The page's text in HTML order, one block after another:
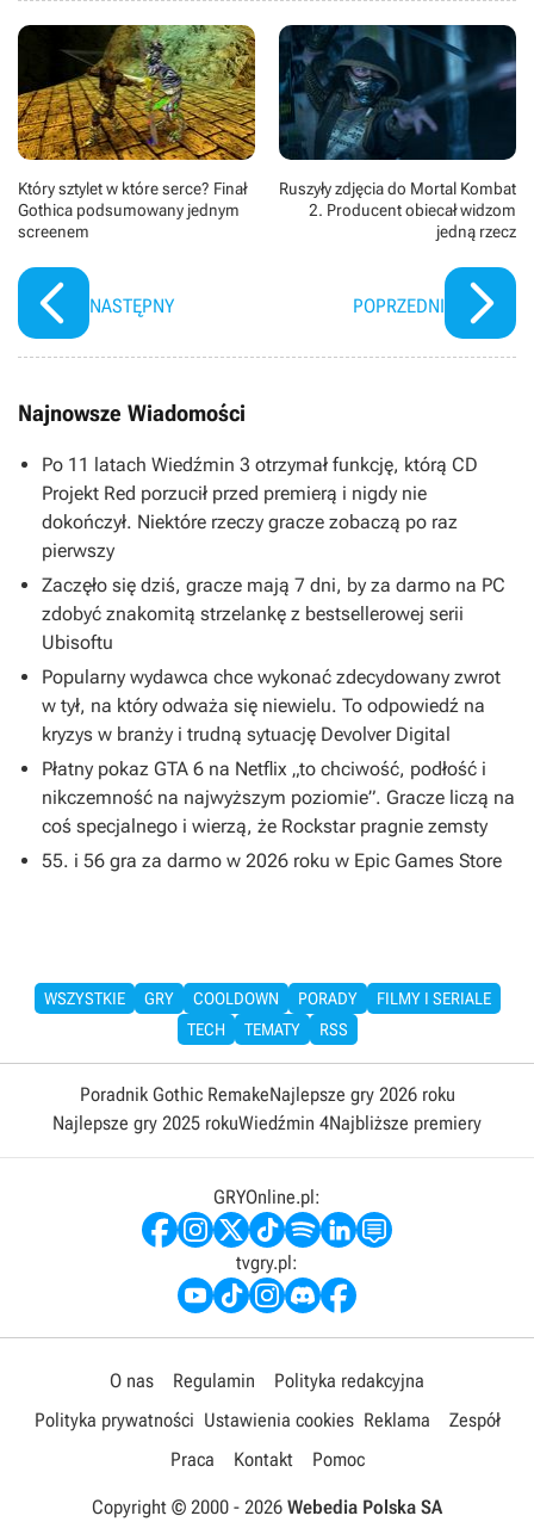
Który sztylet w które serce? Finał
Gothica podsumowany jednym
screenem
NASTĘPNY
Ruszyły zdjęcia do Mortal Kombat
2. Producent obiecał widzom
jedną rzecz
POPRZEDNI
Najnowsze Wiadomości
Po 11 latach Wiedźmin 3 otrzymał funkcję, którą CD
Projekt Red porzucił przed premierą i nigdy nie
dokończył. Niektóre rzeczy gracze zobaczą po raz
pierwszy
Zaczęło się dziś, gracze mają 7 dni, by za darmo na PC
zdobyć znakomitą strzelankę z bestsellerowej serii
Ubisoftu
Popularny wydawca chce wykonać zdecydowany zwrot
w tył, na który odważa się niewielu. To odpowiedź na
kryzys w branży i trudną sytuację Devolver Digital
Płatny pokaz GTA 6 na Netflix „to chciwość, podłość i
nikczemność na najwyższym poziomie”. Gracze liczą na
coś specjalnego i wierzą, że Rockstar pragnie zemsty
55. i 56 gra za darmo w 2026 roku w Epic Games Store
WSZYSTKIE GRY COOLDOWN PORADY
FILMY I SERIALE
TECH
TEMATY RSS
Poradnik Gothic RemakeNajlepsze gry 2026 roku
Najlepsze gry 2025 rokuWiedźmin 4Najbliższe premiery
GRYOnline.pl:
tvgry.pl:
O nas Regulamin
Polityka redakcyjna
Polityka prywatności Ustawienia cookies Reklama
Zespół
Praca
Kontakt Pomoc
Copyright © 2000 - 2026 Webedia Polska SA